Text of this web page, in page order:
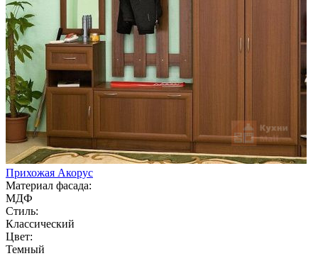
Прихожая Акорус
Материал фасада:
МДФ
Стиль:
Классический
Цвет:
Темный